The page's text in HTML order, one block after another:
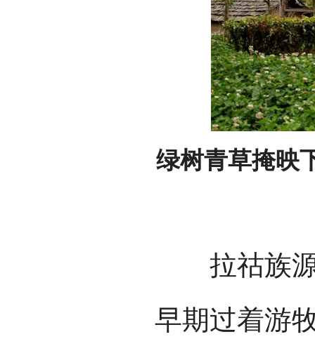
绿树青草掩映
拉祜族源
早期过着游